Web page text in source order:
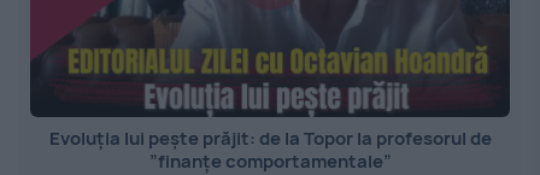
Evoluția lui pește prăjit: de la Topor la profesorul de
”finanțe comportamentale”